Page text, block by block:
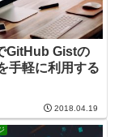
GitHub Gistの
手軽に利用する
2018.04.19